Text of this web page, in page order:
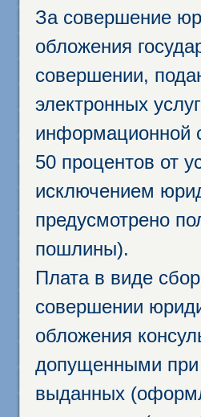
За совершение
обложения
совершении,
электронных
информационной
50 процентов от
исключением
предусмотрено
пошлины).
Плата в виде
совершении
обложения
допущенными при
выданных